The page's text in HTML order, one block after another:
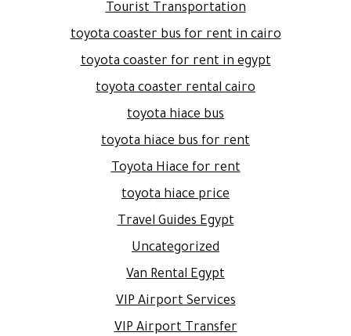
Tourist Transportation
toyota coaster bus for rent in cairo
toyota coaster for rent in egypt
toyota coaster rental cairo
toyota hiace bus
toyota hiace bus for rent
Toyota Hiace for rent
toyota hiace price
Travel Guides Egypt
Uncategorized
Van Rental Egypt
VIP Airport Services
VIP Airport Transfer